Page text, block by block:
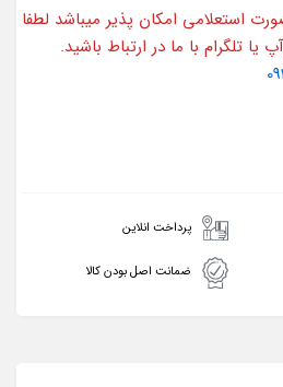
استعلامی امکان پذیر میباشد لطفا
تلگرام با ما در ارتباط باشید.
پرداخت انلاین
ضمانت اصل بودن کالا